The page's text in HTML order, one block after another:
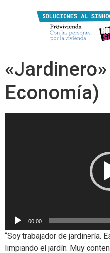
Economía)
00:00
“Soy trabajador de jardinería.
limpiando el jardín. ​Muy